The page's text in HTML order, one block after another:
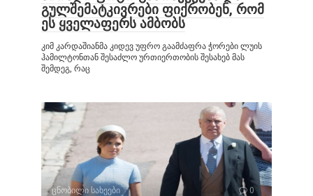
გულშემატკივრები ფიქრობენ, რომ
ეს ყველაფერს ამბობს
კიმ კარდაშიანმა კიდევ უფრო გაამძაფრა ჭორები ლუის
ჰამილტონთან შესაძლო ურთიერთობის შესახებ მას
შემდეგ, რაც
ცნობილი სახეები 0